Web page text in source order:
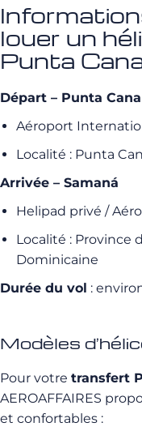
louer un
Punta
Départ – Punta Cana
Aéroport
Localité : Punta
Arrivée – Samaná
Helipad privé /
Localité : Province
Dominicaine
Durée du vol :
Modèles
Pour votre transfert
AEROAFFAIRES
et confortables :